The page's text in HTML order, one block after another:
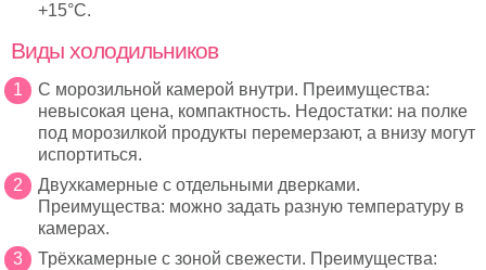
+15°С.
Виды холодильников
С морозильной камерой внутри. Преимущества:
невысокая цена, компактность. Недостатки: на полке
под морозилкой продукты перемерзают, а внизу могут
испортиться.
Двухкамерные с отдельными дверками.
Преимущества: можно задать разную температуру в
камерах.
Трёхкамерные с зоной свежести. Преимущества: